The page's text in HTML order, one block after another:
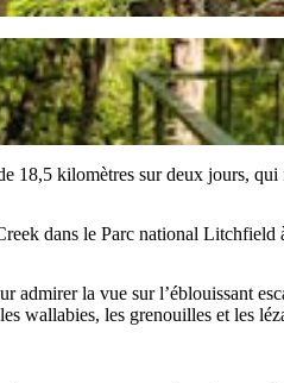
18,5 kilomètres sur deux jours,
dans le Parc national
admirer la vue sur l’éblouissant
wallabies, les grenouilles et les